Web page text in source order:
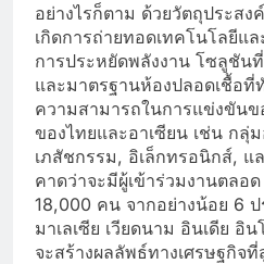
อย่างไรก็ตาม ด้วยวัตถุประสง
เกิดการถ่ายทอดเทคโนโลยีแ
การประหยัดพลังงาน โซลูชัน
และมาตรฐานห้องปลอดเชื้อ
ความสามารถในการแข่งขัน
ของไทยและอาเซียน เช่น กลุ่
เภสัชกรรม, อิเล็กทรอนิกส์, แ
คาดว่าจะมีผู้เข้าร่วมงานตลอ
18,000 คน จากอย่างน้อย 6
มาเลเซีย เวียดนาม อินเดีย อิ
จะสร้างผลลัพธ์ทางเศรษฐกิจ